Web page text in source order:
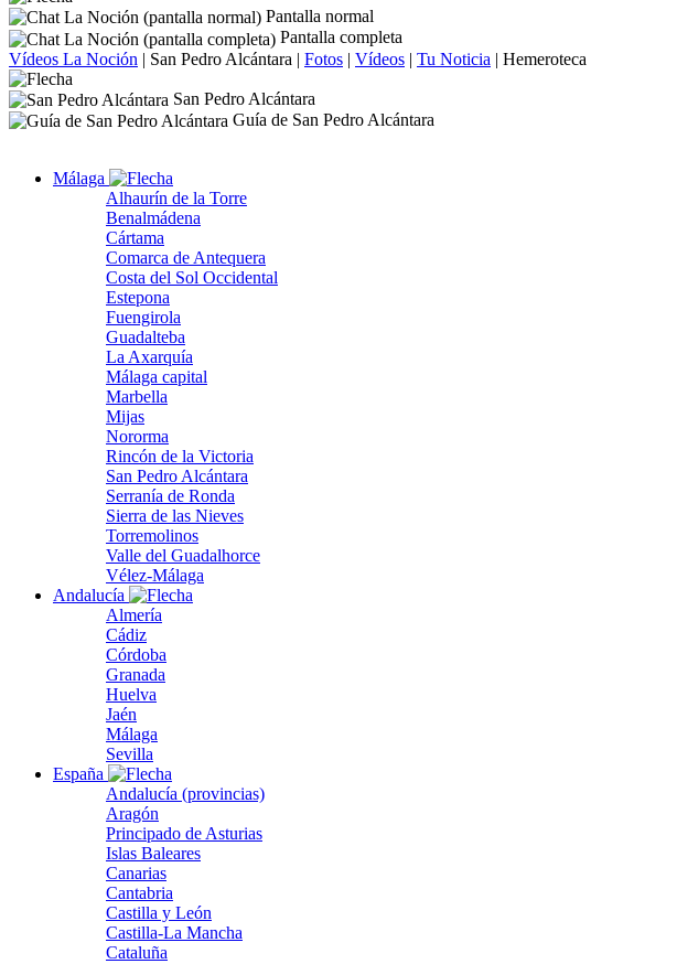
Pantalla normal
Pantalla completa
Vídeos La Noción | San Pedro Alcántara | Fotos | Vídeos | Tu Noticia | Hemeroteca
San Pedro Alcántara
Guía de San Pedro Alcántara
Málaga
Alhaurín de la Torre
Benalmádena
Cártama
Comarca de Antequera
Costa del Sol Occidental
Estepona
Fuengirola
Guadalteba
La Axarquía
Málaga capital
Marbella
Mijas
Nororma
Rincón de la Victoria
San Pedro Alcántara
Serranía de Ronda
Sierra de las Nieves
Torremolinos
Valle del Guadalhorce
Vélez-Málaga
Andalucía
Almería
Cádiz
Córdoba
Granada
Huelva
Jaén
Málaga
Sevilla
España
Andalucía (provincias)
Aragón
Principado de Asturias
Islas Baleares
Canarias
Cantabria
Castilla y León
Castilla-La Mancha
Cataluña